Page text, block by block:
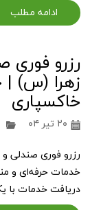
ادامه مطلب
رزرو فوری
زهرا (س) |
خاکسپاری
۲۰ تیر ۰۴
رزرو فوری صندلی
خدمات حرفه‌ای و
دریافت خدمات با